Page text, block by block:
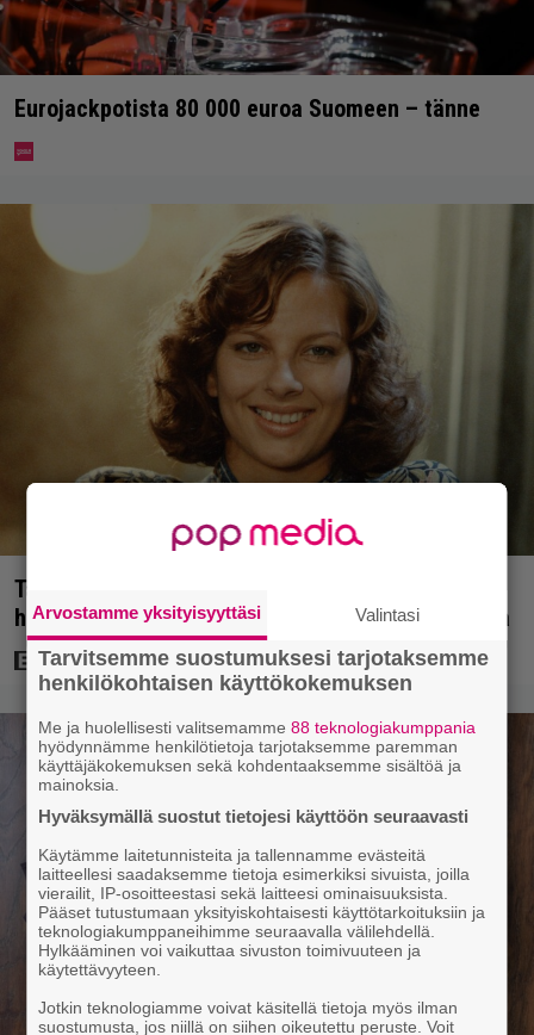
Eurojackpotista 80 000 euroa Suomeen – tänne
Tänän tv:ssä: Esko Salminen ja Satu Silvo tekevät
hienot pääroolit vuoden 1984 menestyselokuvassa
Arvostamme yksityisyyttäsi Valintasi
Tarvitsemme suostumuksesi tarjotaksemme
henkilökohtaisen käyttökokemuksen
Me ja huolellisesti valitsemamme88 teknologiakumppania
hyödynnämme henkilötietoja tarjotaksemme paremman
käyttäjäkokemuksen sekä kohdentaaksemme sisältöä ja
mainoksia.
Hyväksymällä suostut tietojesi käyttöön seuraavasti
Käytämme laitetunnisteita ja tallennamme evästeitä
laitteellesi saadaksemme tietoja esimerkiksi sivuista, joilla
vierailit, IP-osoitteestasi sekä laitteesi ominaisuuksista.
Pääset tutustumaan yksityiskohtaisesti käyttötarkoituksiin ja
teknologiakumppaneihimme seuraavalla välilehdellä.
Hylkääminen voi vaikuttaa sivuston toimivuuteen ja
käytettävyyteen.
Jotkin teknologiamme voivat käsitellä tietoja myös ilman
suostumusta, jos niillä on siihen oikeutettu peruste. Voit